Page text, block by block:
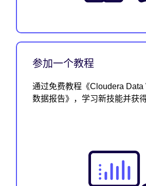
参加一个教程
通过免费教程《Cloudera
数据报告》，学习新技能并获